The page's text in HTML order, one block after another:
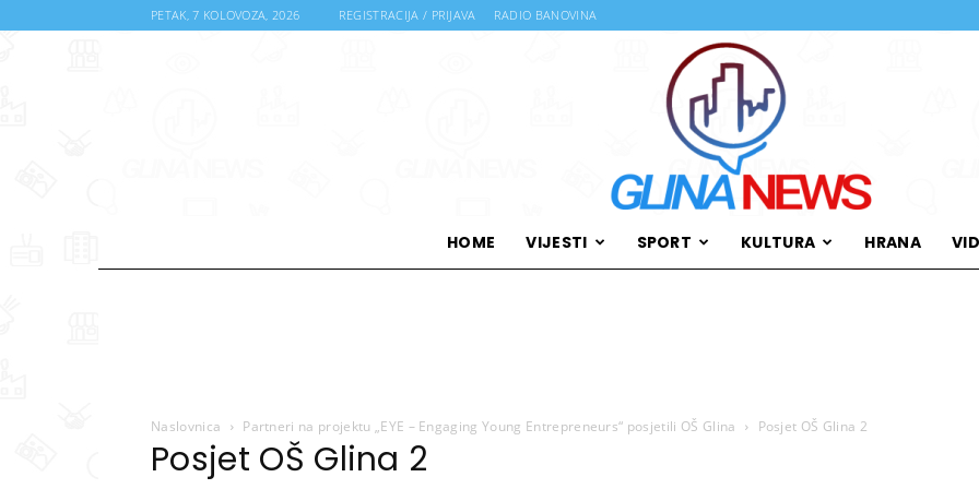
PETAK, 7 KOLOVOZA, 2026 REGISTRACIJA / PRIJAVA RADIO BANOVINA
News
HOME VIJESTI SPORT KULTURA HRANA
Naslovnica Partneri na projektu „EYE – Engaging Young Entrepreneurs“ posjetili OŠ Glina Posjet OŠ Glina 2
Posjet OŠ Glina 2